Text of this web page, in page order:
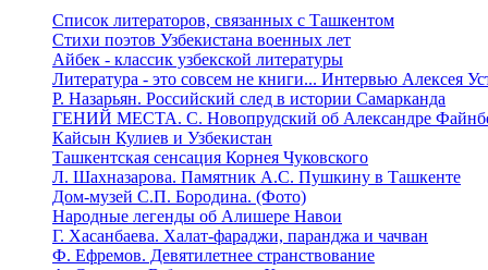
Список литераторов, связанных с Ташкентом
Стихи поэтов Узбекистана военных лет
Айбек - классик узбекской литературы
Литература - это совсем не книги... Интервью Алексея
Р. Назарьян. Российский след в истории Самарканда
ГЕНИЙ МЕСТА. C. Новопрудский об Александре
Кайсын Кулиев и Узбекистан
Ташкентская сенсация Корнея Чуковского
Л. Шахназарова. Памятник А.С. Пушкину в Ташкенте
Дом-музей С.П. Бородина. (Фото)
Народные легенды об Алишере Навои
Г. Хасанбаева. Халат-фараджи, паранджа и чачван
Ф. Ефремов. Девятилетнее странствование